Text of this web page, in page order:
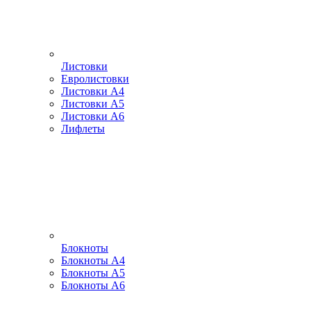
Листовки
Евролистовки
Листовки А4
Листовки А5
Листовки А6
Лифлеты
Блокноты
Блокноты А4
Блокноты А5
Блокноты А6